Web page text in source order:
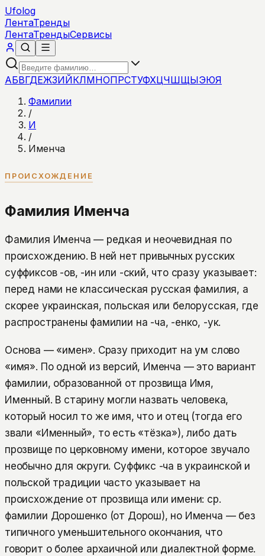
Ufolog
ЛентаТренды
ЛентаТрендыСервисы
АБВГДЕЖЗИЙКЛМНОПРСТУФХЦЧШЩЫЭЮЯ
Фамилии
/
И
/
Именча
ПРОИСХОЖДЕНИЕ
Фамилия Именча
Фамилия Именча — редкая и неочевидная по
происхождению. В ней нет привычных русских
суффиксов -ов, -ин или -ский, что сразу указывает:
перед нами не классическая русская фамилия, а
скорее украинская, польская или белорусская, где
распространены фамилии на -ча, -енко, -ук.
Основа — «имен». Сразу приходит на ум слово
«имя». По одной из версий, Именча — это вариант
фамилии, образованной от прозвища Имя,
Именный. В старину могли назвать человека,
который носил то же имя, что и отец (тогда его
звали «Именный», то есть «тёзка»), либо дать
прозвище по церковному имени, которое звучало
необычно для округи. Суффикс -ча в украинской и
польской традиции часто указывает на
происхождение от прозвища или имени: ср.
фамилии Дорошенко (от Дорош), но Именча — без
типичного уменьшительного окончания, что
говорит о более архаичной или диалектной форме.